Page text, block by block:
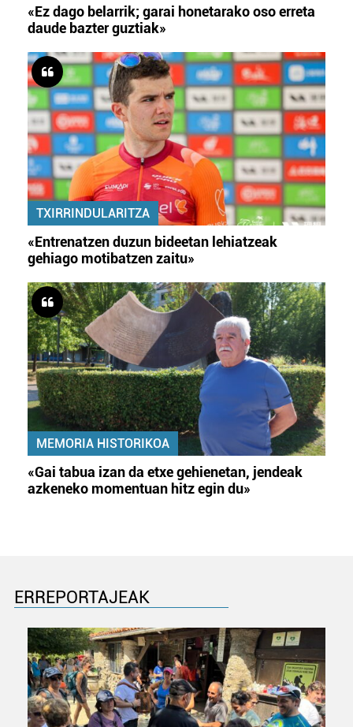
«Ez dago belarrik; garai honetarako oso erreta
daude bazter guztiak»
TXIRRINDULARITZA
«Entrenatzen duzun bideetan lehiatzeak
gehiago motibatzen zaitu»
MEMORIA HISTORIKOA
«Gai tabua izan da etxe gehienetan, jendeak
azkeneko momentuan hitz egin du»
ERREPORTAJEAK